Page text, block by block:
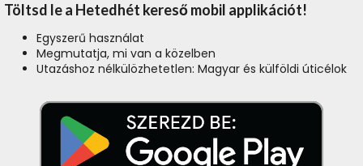
Töltsd le a Hetedhét kereső mobil applikációt!
Egyszerű használat
Megmutatja, mi van a közelben
Utazáshoz nélkülözhetetlen: Magyar és külföldi úticélok